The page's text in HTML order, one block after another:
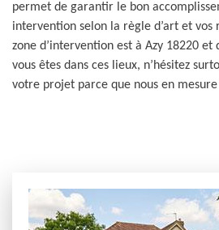
permet de garantir le bon
intervention selon la règle d’art et vos
zone d’intervention est à Azy 18220 et
vous êtes dans ces lieux, n’hésitez
votre projet parce que nous en